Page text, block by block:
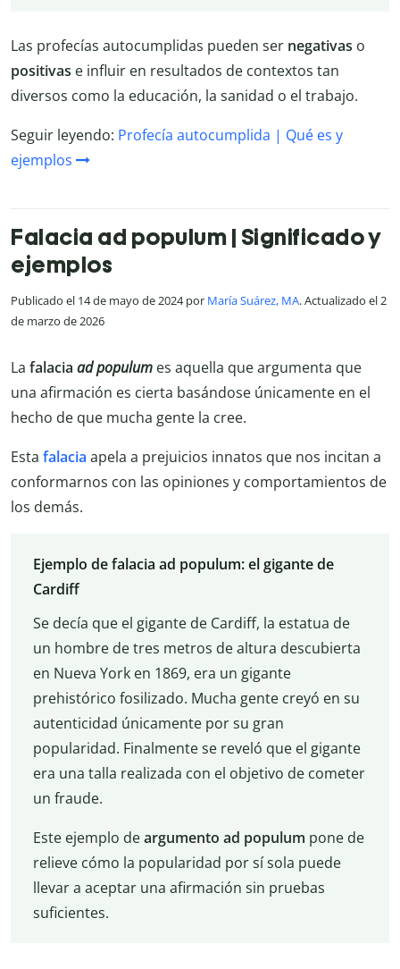
Las profecías autocumplidas pueden ser negativas o
positivas e influir en resultados de contextos tan
diversos como la educación, la sanidad o el trabajo.
Seguir leyendo: Profecía autocumplida | Qué es y
ejemplos
Falacia ad populum | Significado y
ejemplos
Publicado el 14 de mayo de 2024 por María Suárez, MA. Actualizado el 2
de marzo de 2026
La falacia ad populum es aquella que argumenta que
una afirmación es cierta basándose únicamente en el
hecho de que mucha gente la cree.
Esta falacia apela a prejuicios innatos que nos incitan a
conformarnos con las opiniones y comportamientos de
los demás.
Ejemplo de falacia ad populum: el gigante de
Cardiff
Se decía que el gigante de Cardiff, la estatua de
un hombre de tres metros de altura descubierta
en Nueva York en 1869, era un gigante
prehistórico fosilizado. Mucha gente creyó en su
autenticidad únicamente por su gran
popularidad. Finalmente se reveló que el gigante
era una talla realizada con el objetivo de cometer
un fraude.
Este ejemplo deargumento ad populum pone de
relieve cómo la popularidad por sí sola puede
llevar a aceptar una afirmación sin pruebas
suficientes.